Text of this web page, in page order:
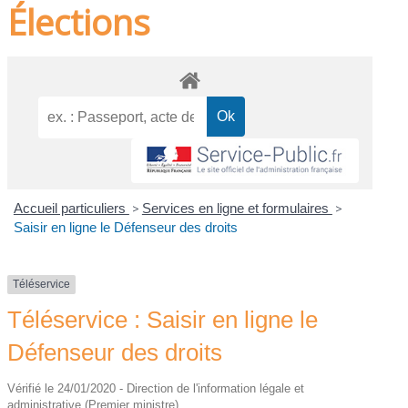
Élections
Accueil particuliers > Services en ligne et formulaires >
Saisir en ligne le Défenseur des droits
Téléservice
Téléservice : Saisir en ligne le
Défenseur des droits
Vérifié le 24/01/2020 - Direction de l'information légale et
administrative (Premier ministre)